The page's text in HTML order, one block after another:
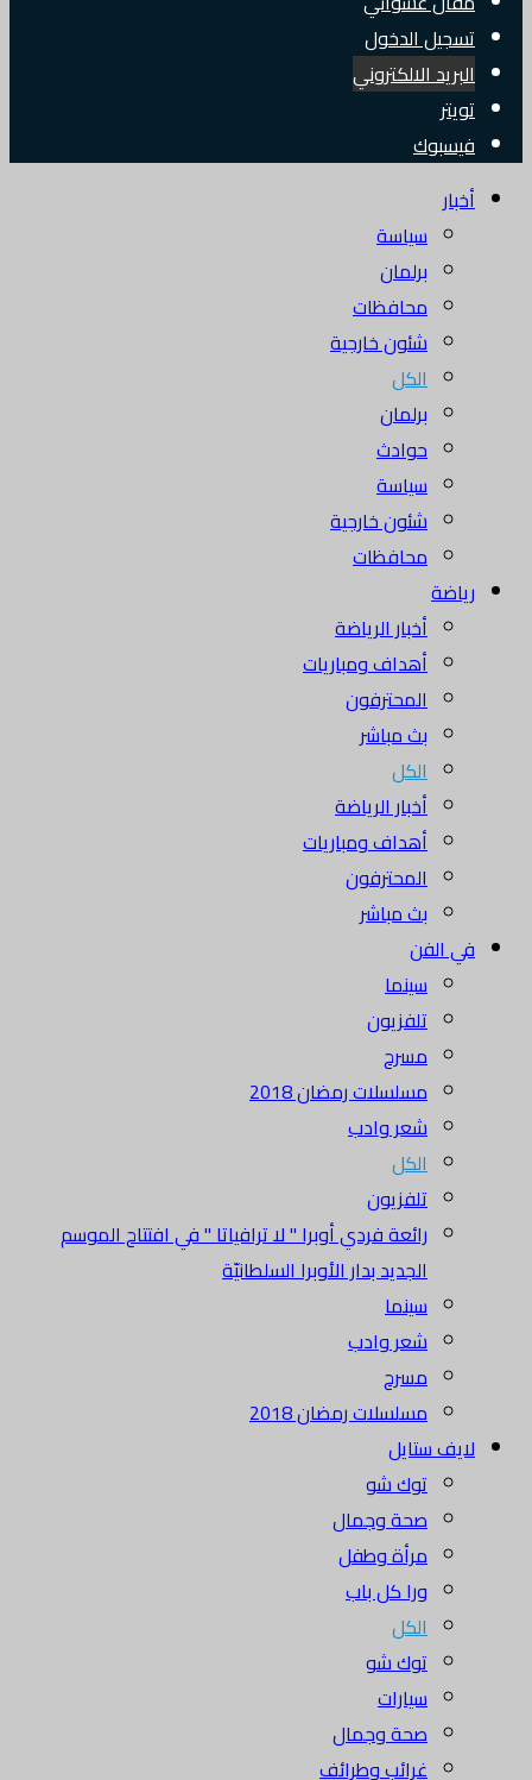
تسجيل الدخول
البريد الالكتروني
تويتر
فيسبوك
أخبار
سياسة
برلمان
محافظات
شئون خارجية
الكل
برلمان
حوادث
سياسة
شئون خارجية
محافظات
رياضة
أخبار الرياضة
أهداف ومباريات
المحترفون
بث مباشر
الكل
أخبار الرياضة
أهداف ومباريات
المحترفون
بث مباشر
في الفن
سينما
تلفزيون
مسرح
مسلسلات رمضان 2018
شعر وادب
الكل
تلفزيون
رائعة فردي أوبرا " لا ترافياتا " في افتتاح الموسم
الجديد بدار الأوبرا السلطانيّة
سينما
شعر وادب
مسرح
مسلسلات رمضان 2018
لايف ستايل
توك شو
صحة وجمال
مرأة وطفل
ورا كل باب
الكل
توك شو
سيارات
صحة وجمال
غرائب وطرائف